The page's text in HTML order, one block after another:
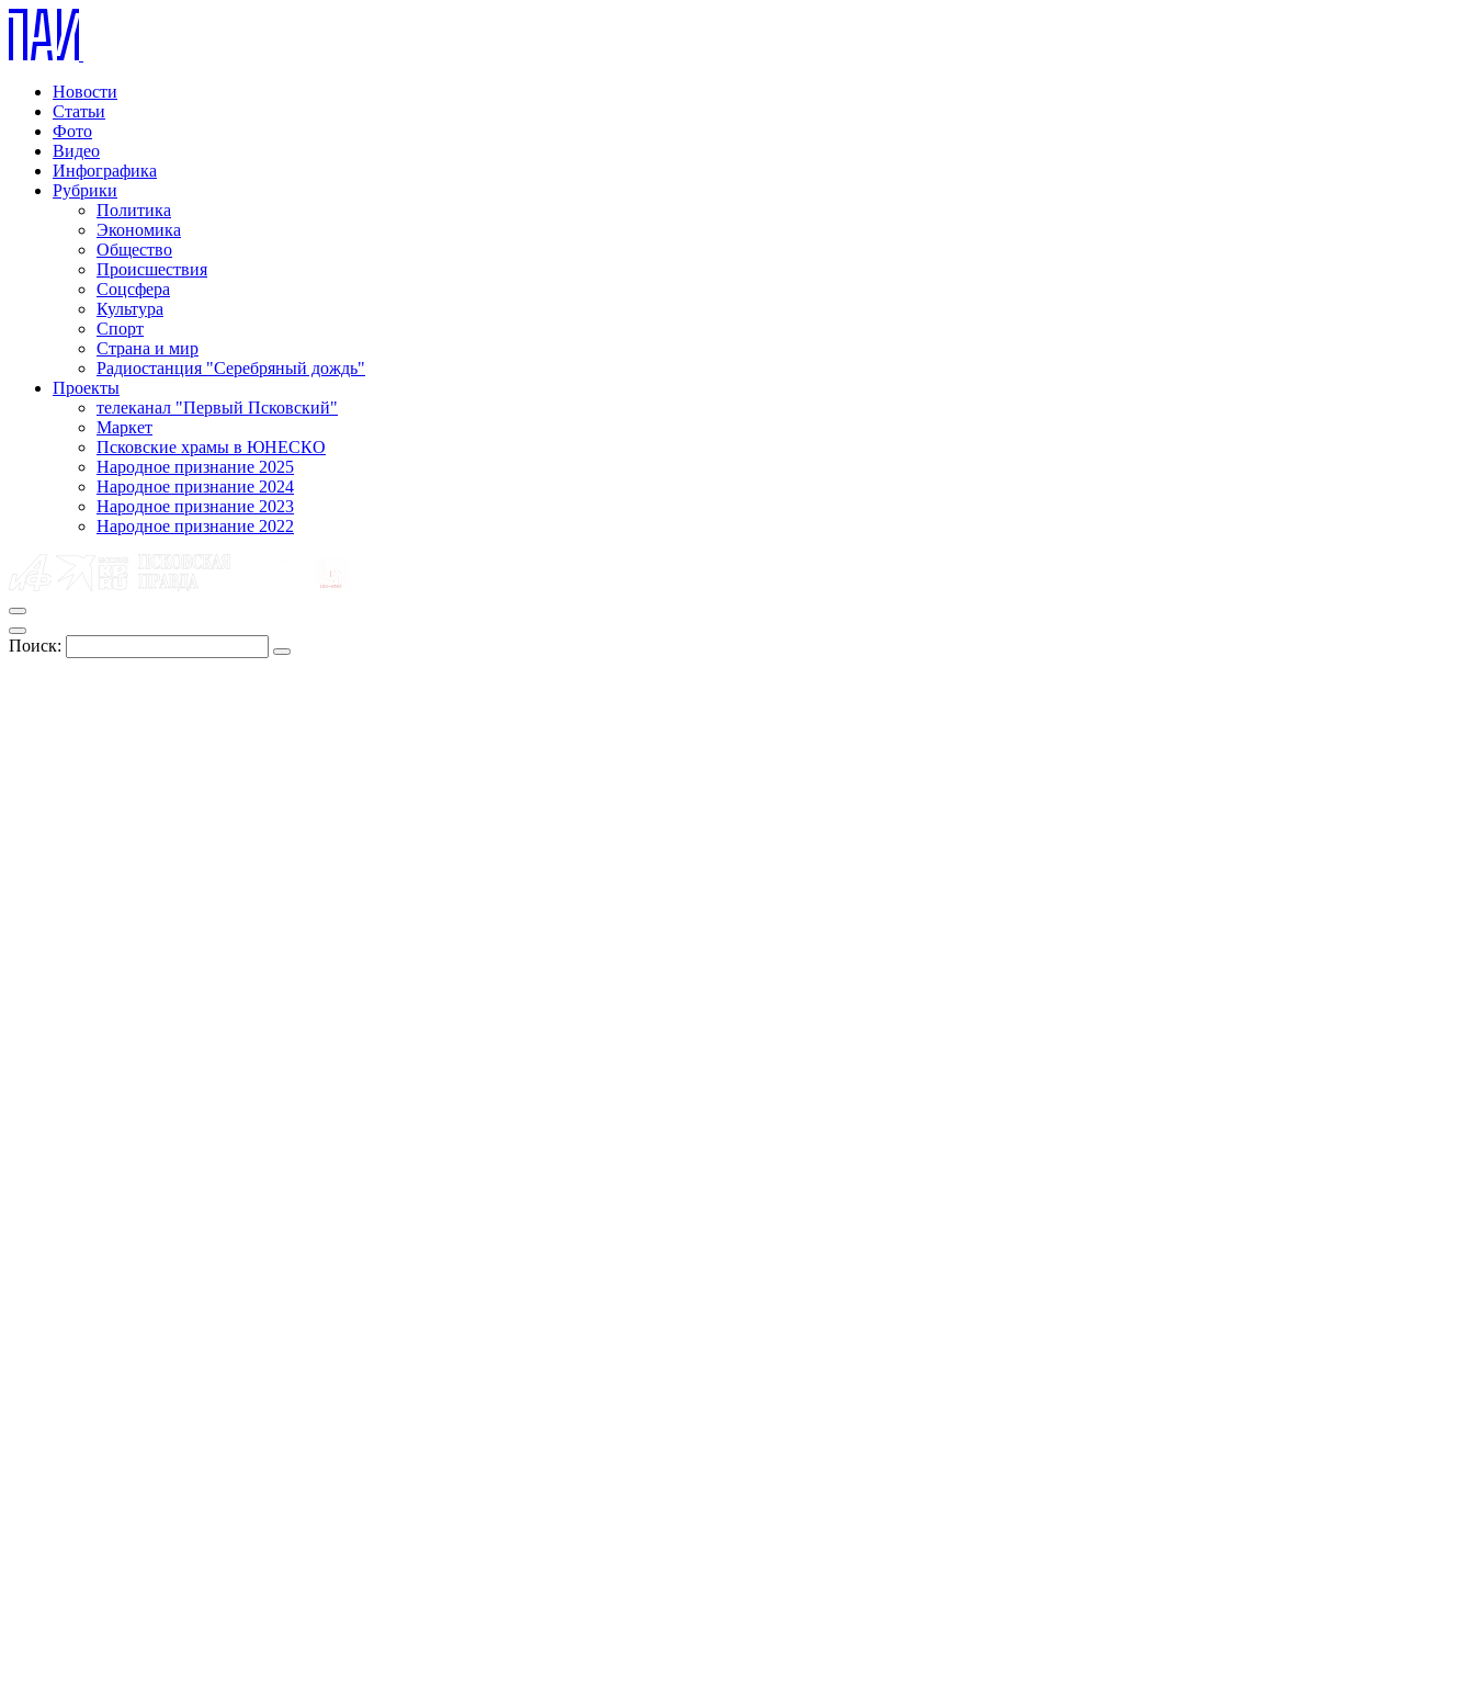
Новости
Статьи
Фото
Видео
Инфографика
Рубрики
Политика
Экономика
Общество
Происшествия
Соцсфера
Культура
Спорт
Страна и мир
Радиостанция "Серебряный дождь"
Проекты
телеканал "Первый Псковский"
Маркет
Псковские храмы в ЮНЕСКО
Народное признание 2025
Народное признание 2024
Народное признание 2023
Народное признание 2022
Поиск: